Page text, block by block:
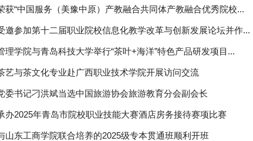
获“中国服务（美豫中原）产教融合共同体产教融合优秀院校...
邀参加第十二届职业院校信息化教学改革与创新发展论坛并作...
理学院与青岛科技大学举行“茶叶+海洋”特色产品研发项目...
艺与茶文化专业赴广西职业技术学院开展访问交流
委书记刁洪斌当选中国旅游协会旅游教育分会副会长
办2025年青岛市院校职业技能大赛酒店房务接待赛项比赛
山东工商学院联合培养的2025级专本贯通班顺利开班